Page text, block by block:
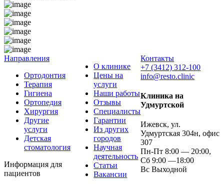
Направления
Ортодонтия
Терапия
Гигиена
Ортопедия
Хирургия
Другие
услуги
Детская
стоматология
Информация для
пациентов
О клинике
Цены на
услуги
Наши работы
Отзывы
Специалисты
Гарантии
Из других
городов
Научная
деятельность
Статьи
Вакансии
Контакты
+7 (3412) 312-100
info@resto.clinic
Клиника на
Удмуртской
Ижевск, ул.
Удмуртская 304н, офис
307
Пн-Пт 8:00 — 20:00,
Сб 9:00 —18:00
Вс Выходной